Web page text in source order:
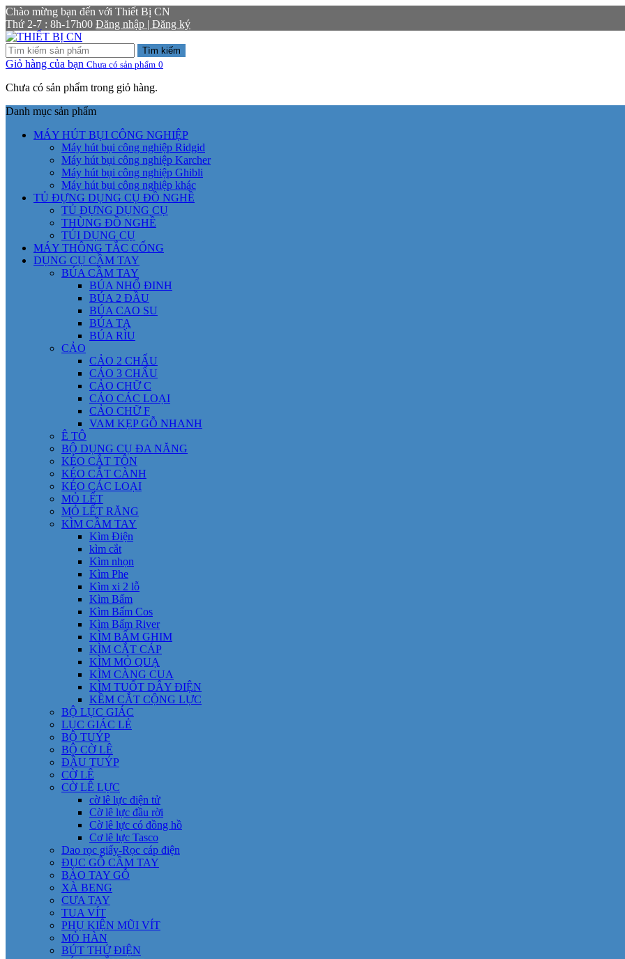
Chào mừng bạn đến với Thiết Bị CN
Thứ 2-7 : 8h-17h00 Đăng nhập | Đăng ký
Tìm kiếm
Giỏ hàng của bạn Chưa có sản phẩm 0
Chưa có sản phẩm trong giỏ hàng.
Danh mục sản phẩm
MÁY HÚT BỤI CÔNG NGHIỆP
Máy hút bụi công nghiệp Ridgid
Máy hút bụi công nghiệp Karcher
Máy hút bụi công nghiệp Ghibli
Máy hút bụi công nghiệp khác
TỦ ĐỰNG DỤNG CỤ ĐỒ NGHỀ
TỦ ĐỰNG DỤNG CỤ
THÙNG ĐỒ NGHỀ
TÚI DỤNG CỤ
MÁY THÔNG TẮC CỐNG
DỤNG CỤ CẦM TAY
BÚA CẦM TAY
BÚA NHỔ ĐINH
BÚA 2 ĐẦU
BÚA CAO SU
BÚA TẠ
BÚA RÌU
CẢO
CẢO 2 CHẤU
CẢO 3 CHẤU
CẢO CHỮ C
CẢO CÁC LOẠI
CẢO CHỮ F
VAM KẸP GỖ NHANH
Ê TÔ
BỘ DỤNG CỤ ĐA NĂNG
KÉO CẮT TÔN
KÉO CẮT CÀNH
KÉO CÁC LOẠI
MỎ LẾT
MỎ LẾT RĂNG
KÌM CẦM TAY
Kìm Điện
kìm cắt
Kìm nhọn
Kìm Phe
Kìm xi 2 lỗ
Kìm Bấm
Kìm Bấm Cos
Kìm Bấm River
KÌM BẤM GHIM
KÌM CẮT CÁP
KÌM MỎ QUẠ
KÌM CÀNG CUA
KÌM TUỐT DÂY ĐIỆN
KỀM CẮT CỘNG LỰC
BỘ LỤC GIÁC
LỤC GIÁC LẺ
BỘ TUÝP
BỘ CỜ LÊ
ĐẦU TUÝP
CỜ LÊ
CỜ LÊ LỰC
cờ lê lực điện tử
Cờ lê lực đầu rời
Cờ lê lực có đồng hồ
Cơ lê lực Tasco
Dao rọc giấy-Rọc cáp điện
ĐỤC GỖ CẦM TAY
BÀO TAY GỖ
XÀ BENG
CƯA TAY
TUA VÍT
PHỤ KIỆN MŨI VÍT
MỎ HÀN
BÚT THỬ ĐIỆN